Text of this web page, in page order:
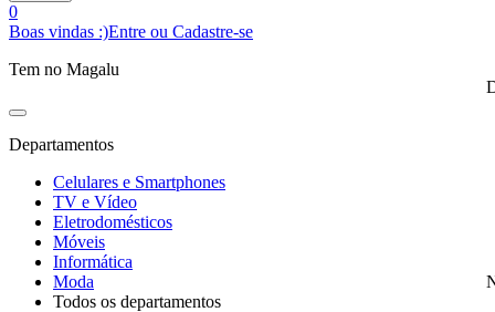
0
Boas vindas :)Entre ou Cadastre-se
Tem no Magalu
Departamentos
Celulares e Smartphones
TV e Vídeo
Eletrodomésticos
Móveis
Informática
Moda
Todos os departamentos